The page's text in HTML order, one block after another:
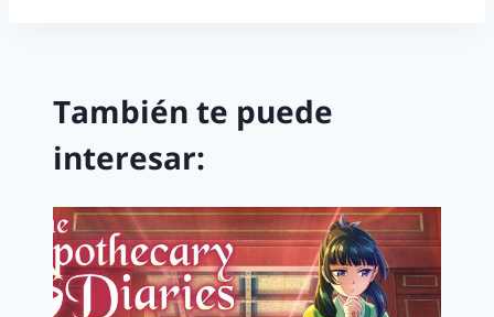
También te puede
interesar: